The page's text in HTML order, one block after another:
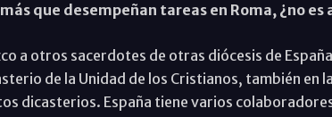
que desempeñan tareas en Roma, ¿no es
a otros sacerdotes de otras diócesis de
de la Unidad de los Cristianos, también
dicasterios. España tiene varios